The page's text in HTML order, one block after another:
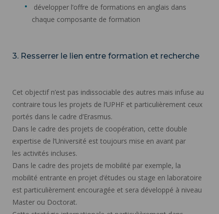
développer l’offre de formations en anglais dans
chaque composante de formation
3. Resserrer le lien entre formation et recherche
Cet objectif n’est pas indissociable des autres mais infuse au
contraire tous les projets de l’UPHF et particulièrement ceux
portés dans le cadre d’Erasmus.
Dans le cadre des projets de coopération, cette double
expertise de l’Université est toujours mise en avant par
les activités incluses.
Dans le cadre des projets de mobilité par exemple, la
mobilité entrante en projet d’études ou stage en laboratoire
est particulièrement encouragée et sera développé à niveau
Master ou Doctorat.